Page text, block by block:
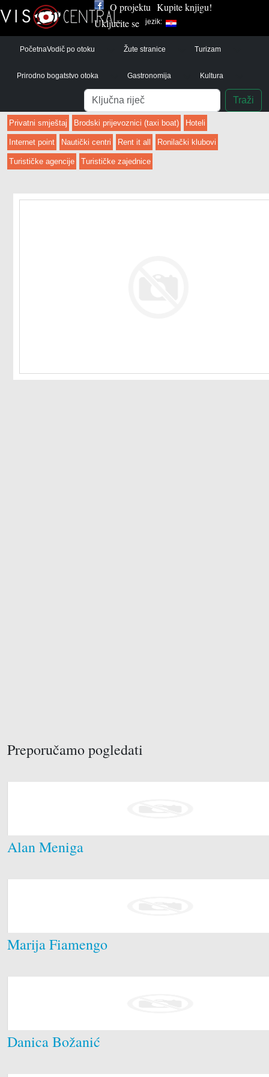
O projektu Kupite knjigu!
Uključite se
jezik:
PočetnaVodič po otoku Žute stranice Turizam
Prirodno bogatstvo otoka Gastronomija Kultura
Pretraga
Traži
Privatni smještaj Brodski prijevoznici (taxi boat) Hoteli
Internet point Nautički centri Rent it all Ronilački klubovi
Turističke agencije Turističke zajednice
Preporučamo pogledati
Alan Meniga
Marija Fiamengo
Danica Božanić